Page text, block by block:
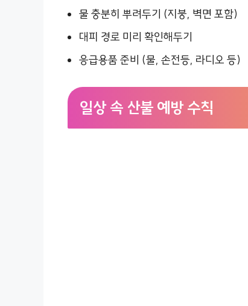
물 충분히 뿌려두기 (지붕, 벽면 포함)
대피 경로 미리 확인해두기
응급용품 준비 (물, 손전등, 라디오 등)
일상 속 산불 예방 수칙